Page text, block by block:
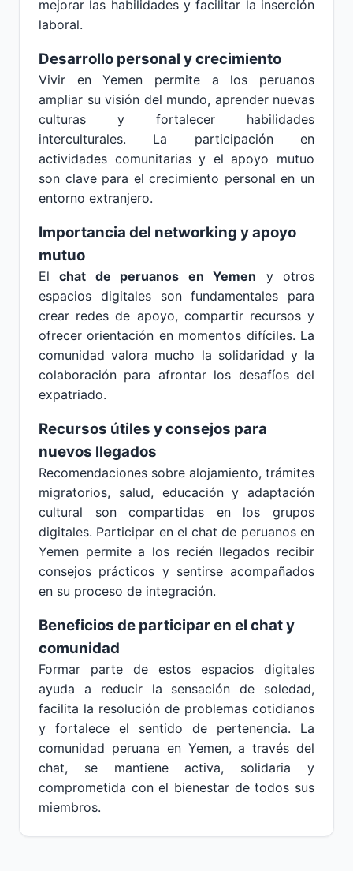
mejorar las habilidades y facilitar la inserción
laboral.
Desarrollo personal y crecimiento
Vivir en Yemen permite a los peruanos
ampliar su visión del mundo, aprender nuevas
culturas y fortalecer habilidades
interculturales. La participación en
actividades comunitarias y el apoyo mutuo
son clave para el crecimiento personal en un
entorno extranjero.
Importancia del networking y apoyo
mutuo
Elchat de peruanos en Yemen y otros
espacios digitales son fundamentales para
crear redes de apoyo, compartir recursos y
ofrecer orientación en momentos difíciles. La
comunidad valora mucho la solidaridad y la
colaboración para afrontar los desafíos del
expatriado.
Recursos útiles y consejos para
nuevos llegados
Recomendaciones sobre alojamiento, trámites
migratorios, salud, educación y adaptación
cultural son compartidas en los grupos
digitales. Participar en el chat de peruanos en
Yemen permite a los recién llegados recibir
consejos prácticos y sentirse acompañados
en su proceso de integración.
Beneficios de participar en el chat y
comunidad
Formar parte de estos espacios digitales
ayuda a reducir la sensación de soledad,
facilita la resolución de problemas cotidianos
y fortalece el sentido de pertenencia. La
comunidad peruana en Yemen, a través del
chat, se mantiene activa, solidaria y
comprometida con el bienestar de todos sus
miembros.